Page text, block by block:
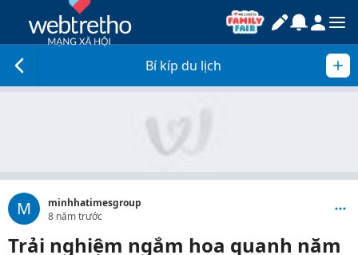
Bí kíp du lịch
M
minhhatimesgroup
8 năm trước
Trải nghiệm ngắm hoa quanh năm